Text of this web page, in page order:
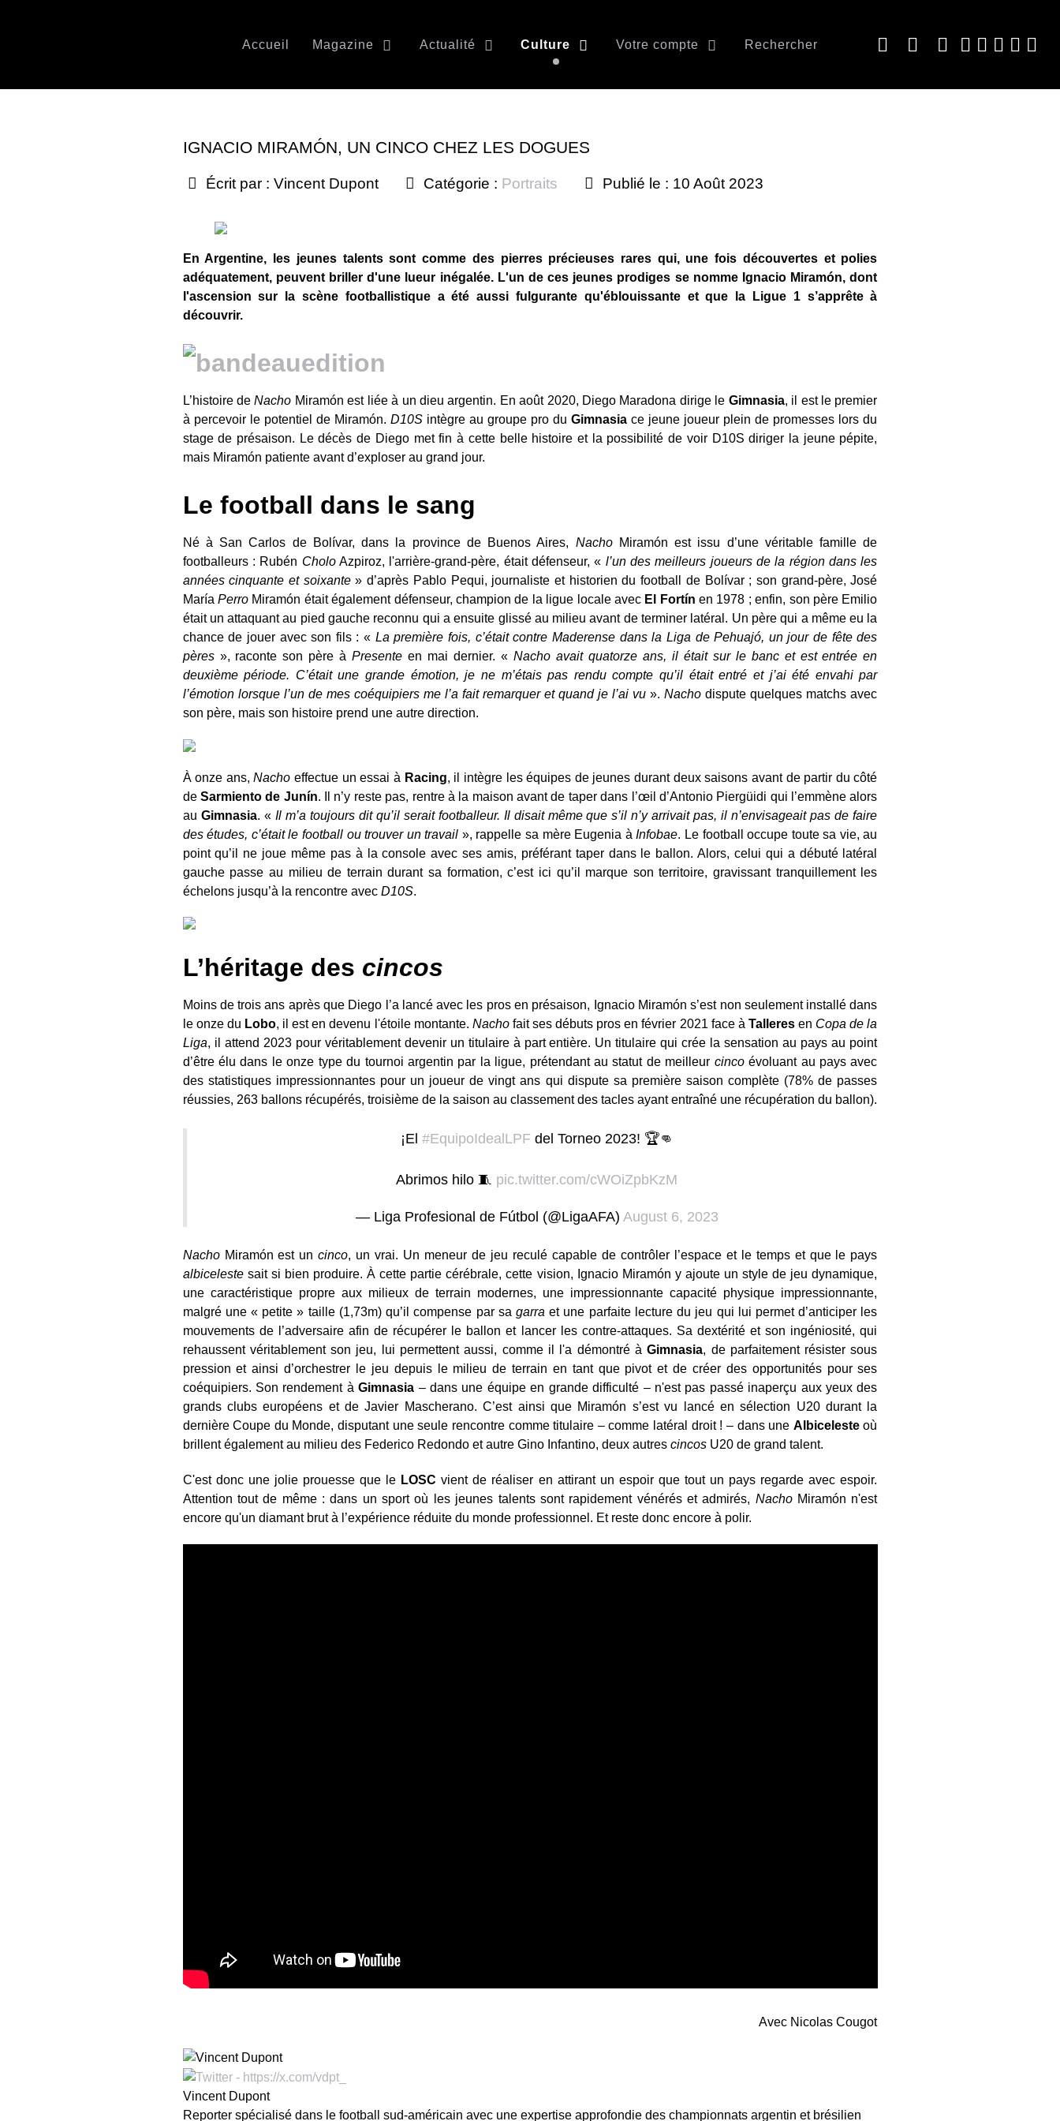
Accueil Magazine Actualité Culture Votre compte Rechercher
IGNACIO MIRAMÓN, UN CINCO CHEZ LES DOGUES
Écrit par : Vincent Dupont Catégorie : Portraits Publié le : 10 Août 2023
En Argentine, les jeunes talents sont comme des pierres précieuses rares qui, une fois découvertes et polies
adéquatement, peuvent briller d'une lueur inégalée. L'un de ces jeunes prodiges se nomme Ignacio Miramón, dont
l'ascension sur la scène footballistique a été aussi fulgurante qu'éblouissante et que la Ligue 1 s’apprête à
découvrir.
L’histoire deNacho Miramón est liée à un dieu argentin. En août 2020, Diego Maradona dirige le Gimnasia, il est le premier
à percevoir le potentiel de Miramón. D10Sintègre au groupe pro duGimnasiace jeune joueur plein de promesses lors du
stage de présaison. Le décès de Diego met fin à cette belle histoire et la possibilité de voir D10S diriger la jeune pépite,
mais Miramón patiente avant d’exploser au grand jour.
Le football dans le sang
Né à San Carlos de Bolívar, dans la province de Buenos Aires, Nacho Miramón est issu d’une véritable famille de
footballeurs : Rubén CholoAzpiroz, l'arrière-grand-père, était défenseur, « l’un des meilleurs joueurs de la région dans les
années cinquante et soixante» d’après Pablo Pequi, journaliste et historien du football de Bolívar ; son grand-père, José
María Perro Miramón était également défenseur, champion de la ligue locale avec El Fortín en 1978 ; enfin, son père Emilio
était un attaquant au pied gauche reconnu qui a ensuite glissé au milieu avant de terminer latéral. Un père qui a même eu la
chance de jouer avec son fils : « La première fois, c’était contre Maderense dans la Liga de Pehuajó, un jour de fête des
pères», raconte son père àPresente en mai dernier. «Nacho avait quatorze ans, il était sur le banc et est entrée en
deuxième période. C’était une grande émotion, je ne m’étais pas rendu compte qu’il était entré et j’ai été envahi par
l’émotion lorsque l’un de mes coéquipiers me l’a fait remarquer et quand je l’ai vu ».Nacho dispute quelques matchs avec
son père, mais son histoire prend une autre direction.
À onze ans,Nacho effectue un essai à Racing, il intègre les équipes de jeunes durant deux saisons avant de partir du côté
de Sarmiento de Junín. Il n’y reste pas, rentre à la maison avant de taper dans l’œil d’Antonio Piergüidi qui l’emmène alors
au Gimnasia. « Il m’a toujours dit qu’il serait footballeur. Il disait même que s’il n’y arrivait pas, il n’envisageait pas de faire
des études, c’était le football ou trouver un travail », rappelle sa mère Eugenia àInfobae. Le football occupe toute sa vie, au
point qu’il ne joue même pas à la console avec ses amis, préférant taper dans le ballon. Alors, celui qui a débuté latéral
gauche passe au milieu de terrain durant sa formation, c’est ici qu’il marque son territoire, gravissant tranquillement les
échelons jusqu’à la rencontre avec D10S.
L’héritage des cincos
Moins de trois ans après que Diego l’a lancé avec les pros en présaison, Ignacio Miramón s’est non seulement installé dans
le onze du Lobo, il est en devenu l'étoile montante. Nacho fait ses débuts pros en février 2021 face à Talleresen Copa de la
Liga, il attend 2023 pour véritablement devenir un titulaire à part entière. Un titulaire qui crée la sensation au pays au point
d’être élu dans le onze type du tournoi argentin par la ligue, prétendant au statut de meilleur cincoévoluant au pays avec
des statistiques impressionnantes pour un joueur de vingt ans qui dispute sa première saison complète (78% de passes
réussies, 263 ballons récupérés, troisième de la saison au classement des tacles ayant entraîné une récupération du ballon).
¡El #EquipoIdealLPF del Torneo 2023! 🏆👊
Abrimos hilo 🧵 pic.twitter.com/cWOiZpbKzM
— Liga Profesional de Fútbol (@LigaAFA) August 6, 2023
NachoMiramón est uncinco, un vrai. Un meneur de jeu reculé capable de contrôler l’espace et le temps et que le pays
albicelestesait si bien produire. À cette partie cérébrale, cette vision, Ignacio Miramón y ajoute un style de jeu dynamique,
une caractéristique propre aux milieux de terrain modernes, une impressionnante capacité physique impressionnante,
malgré une « petite » taille (1,73m) qu’il compense par sa garra et une parfaite lecture du jeu qui lui permet d’anticiper les
mouvements de l’adversaire afin de récupérer le ballon et lancer les contre-attaques. Sa dextérité et son ingéniosité, qui
rehaussent véritablement son jeu, lui permettent aussi, comme il l'a démontré àGimnasia, de parfaitement résister sous
pression et ainsi d’orchestrer le jeu depuis le milieu de terrain en tant que pivot et de créer des opportunités pour ses
coéquipiers. Son rendement àGimnasia – dans une équipe en grande difficulté – n'est pas passé inaperçu aux yeux des
grands clubs européens et de Javier Mascherano. C’est ainsi que Miramón s’est vu lancé en sélection U20 durant la
dernière Coupe du Monde, disputant une seule rencontre comme titulaire – comme latéral droit ! – dans une Albicelesteoù
brillent également au milieu des Federico Redondo et autre Gino Infantino, deux autres cincosU20 de grand talent.
C'est donc une jolie prouesse que le LOSC vient de réaliser en attirant un espoir que tout un pays regarde avec espoir.
Attention tout de même : dans un sport où les jeunes talents sont rapidement vénérés et admirés, NachoMiramón n'est
encore qu'un diamant brut à l’expérience réduite du monde professionnel. Et reste donc encore à polir.
Avec Nicolas Cougot
Vincent Dupont
Reporter spécialisé dans le football sud-américain avec une expertise approfondie des championnats argentin et brésilien